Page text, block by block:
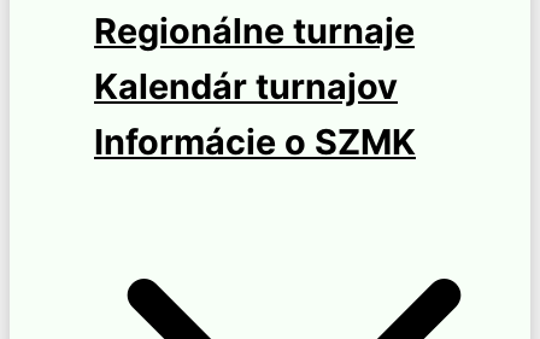
Regionálne turnaje
Kalendár turnajov
Informácie o SZMK